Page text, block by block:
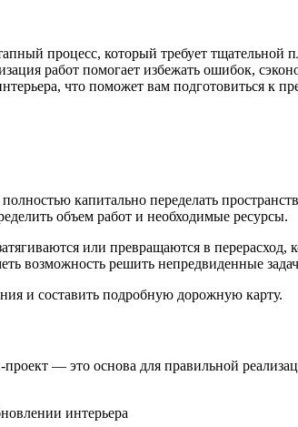
процесс, который требует тщательной
работ помогает избежать ошибок,
что поможет вам подготовиться к
капитально переделать
объем работ и необходимые ресурсы.
или превращаются в перерасход,
возможность решить непредвиденные
и составить подробную дорожную карту.
— это основа для правильной